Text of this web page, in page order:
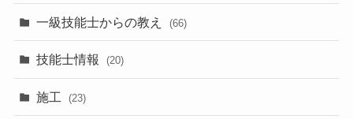
一級技能士からの教え (66)
技能士情報 (20)
施工 (23)